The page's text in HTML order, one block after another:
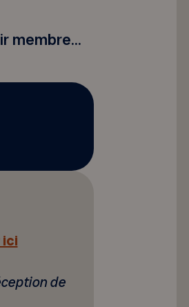
membre…
ici
n de